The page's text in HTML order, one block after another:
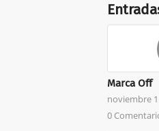
Marca Off
noviembre
0